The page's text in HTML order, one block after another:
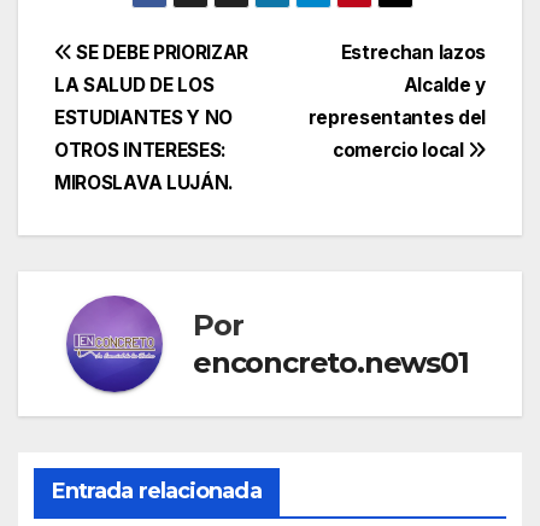
Navegación
de
entradas
Estrechan lazos
Alcalde y
representantes del
comercio local
SE DEBE PRIORIZAR
LA SALUD DE LOS
ESTUDIANTES Y NO
OTROS INTERESES:
MIROSLAVA LUJÁN.
Por
enconcreto.news01
Entrada relacionada